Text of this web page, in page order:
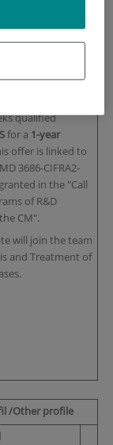
FJD
Hypertension
Díaz
qualified
for a 1-year
offer is linked to
3686-CIFRA2-
in the "Call
of R&D
CM".
will join the team
and Treatment of
/Other profile